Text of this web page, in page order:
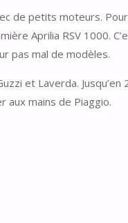
de petits moteurs.
Aprilia RSV 1000.
pas mal de modèles.
et Laverda.
aux mains de Piaggio.